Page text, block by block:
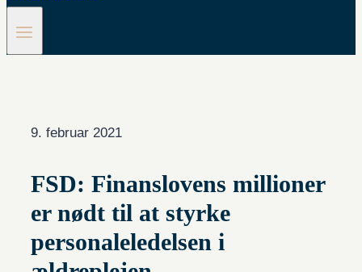
9. februar 2021
FSD: Finanslovens millioner
er nødt til at styrke
personaleledelsen i